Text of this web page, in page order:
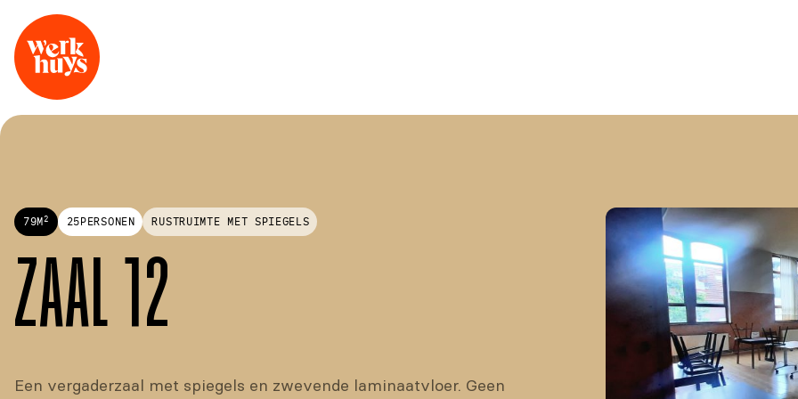
79M2 25PERSONEN RUSTRUIMTE MET SPIEGELS
ZAAL 12
Een vergaderzaal met spiegels en zwevende laminaatvloer. Geen